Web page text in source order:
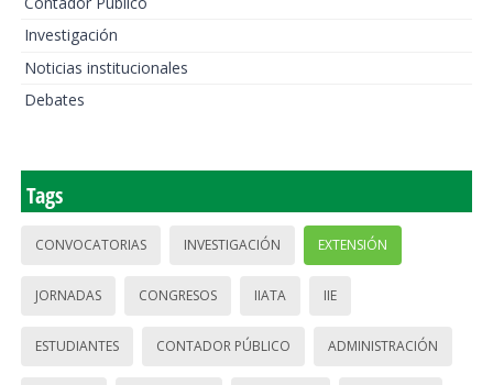
Investigación
Noticias institucionales
Debates
Tags
CONVOCATORIAS INVESTIGACIÓN EXTENSIÓN
JORNADAS CONGRESOS IIATA IIE
ESTUDIANTES CONTADOR PÚBLICO ADMINISTRACIÓN